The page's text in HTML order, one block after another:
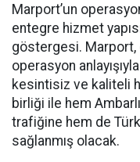
Marport’un
entegre hizmet
göstergesi. Marport,
operasyon
kesintisiz ve kaliteli
birliği ile hem
trafiğine hem de
sağlanmış olacak.